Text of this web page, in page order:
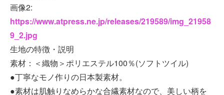
画像2:
https://www.atpress.ne.jp/releases/219589/img_21958
9_2.jpg
生地の特徴・説明
素材：＜織物＞ポリエステル100％(ソフトツイル)
●丁寧なモノ作りの日本製素材。
●素材は肌触りなめらかな合繊素材なので、美しい柄を